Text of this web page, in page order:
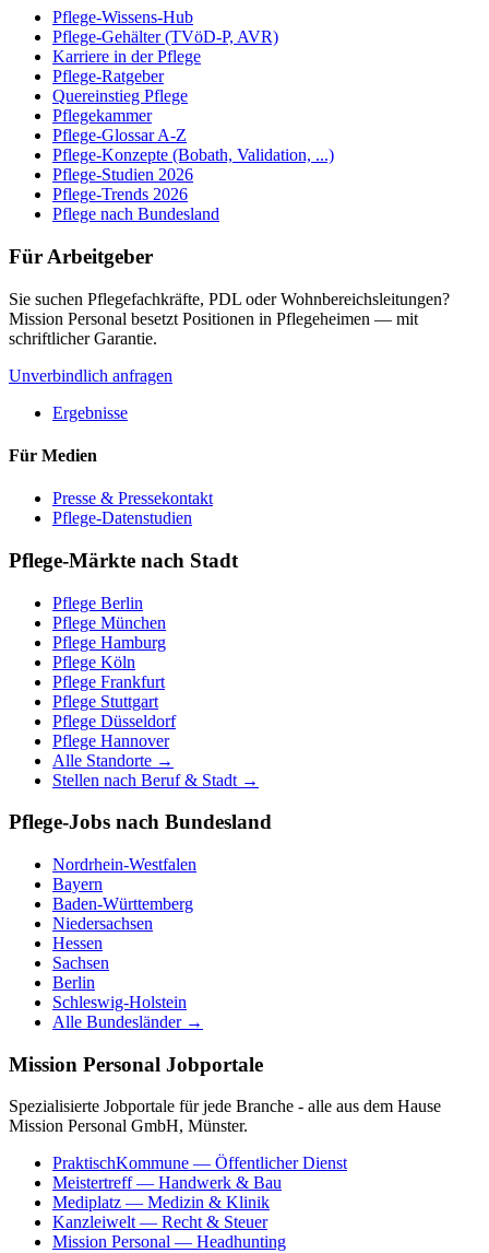
Pflege-Wissens-Hub
Pflege-Gehälter (TVöD-P, AVR)
Karriere in der Pflege
Pflege-Ratgeber
Quereinstieg Pflege
Pflegekammer
Pflege-Glossar A-Z
Pflege-Konzepte (Bobath, Validation, ...)
Pflege-Studien 2026
Pflege-Trends 2026
Pflege nach Bundesland
Für Arbeitgeber
Sie suchen Pflegefachkräfte, PDL oder Wohnbereichsleitungen?
Mission Personal besetzt Positionen in Pflegeheimen — mit
schriftlicher Garantie.
Unverbindlich anfragen
Ergebnisse
Für Medien
Presse & Pressekontakt
Pflege-Datenstudien
Pflege-Märkte nach Stadt
Pflege Berlin
Pflege München
Pflege Hamburg
Pflege Köln
Pflege Frankfurt
Pflege Stuttgart
Pflege Düsseldorf
Pflege Hannover
Alle Standorte →
Stellen nach Beruf & Stadt →
Pflege-Jobs nach Bundesland
Nordrhein-Westfalen
Bayern
Baden-Württemberg
Niedersachsen
Hessen
Sachsen
Berlin
Schleswig-Holstein
Alle Bundesländer →
Mission Personal Jobportale
Spezialisierte Jobportale für jede Branche - alle aus dem Hause
Mission Personal GmbH, Münster.
PraktischKommune — Öffentlicher Dienst
Meistertreff— Handwerk & Bau
Mediplatz — Medizin & Klinik
Kanzleiwelt— Recht & Steuer
Mission Personal — Headhunting